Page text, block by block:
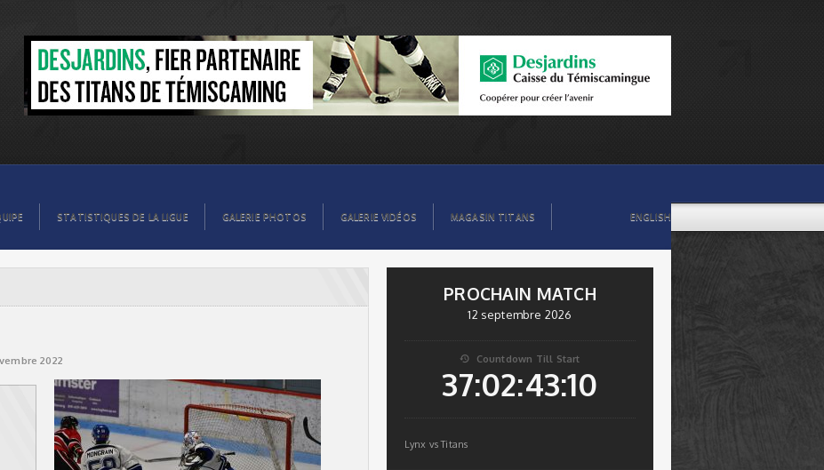
STATISTIQUES DE LA LIGUE GALERIE PHOTOS GALERIE VIDÉOS MAGASIN TITANS ENGLISH
2022
PROCHAIN MATCH
12 septembre 2026
 Countdown Till Start
37:02:43:09
Lynx vs Titans